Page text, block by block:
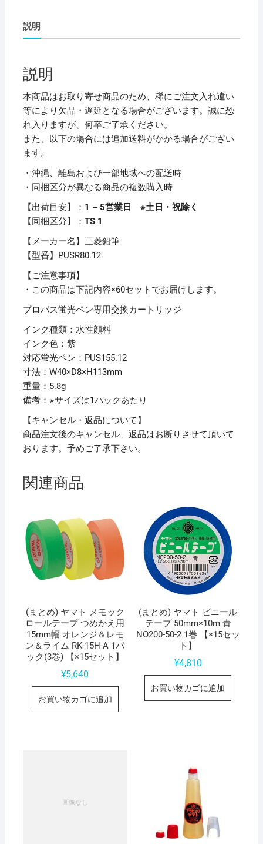
ン
プ
ス・
カ
ー
ト
リ
ッ
ジ
専
用
詰
替
カ
ー
ト
リ
ッ
ジ
紫
PUSR80.12
1
パ
ッ
ク
(2
本)
【×60
ト】
説明
説明
本商品はお取り寄せ商品のため、稀にご注文入れ違い
等により欠品・遅延となる場合がございます。誠に恐
れ入りますが、何卒ご了承ください。
また、以下の場合には追加送料がかかる場合がござい
ます。
・沖縄、離島および一部地域への配送時
・同梱区分が異なる商品の複数購入時
【出荷目安】： 1 – 5営業日 ※土日・祝除く
【同梱区分】： TS 1
【メーカー名】三菱鉛筆
【型番】PUSR80.12
【ご注意事項】
・この商品は下記内容×60セットでお届けします。
プロパス蛍光ペン専用交換カートリッジ
インク種類：水性顔料
インク色：紫
対応蛍光ペン：PUS155.12
寸法：W40×D8×H113mm
重量：5.8g
備考：※サイズは1パックあたり
【キャンセル・返品について】
商品注文後のキャンセル、返品はお断りさせて頂いて
おります。予めご了承下さい。
関連商品
(まとめ) ヤマト メモック
ロールテープ つめかえ用
15mm幅 オレンジ＆レモ
ン＆ライム RK-15H-A 1パ
ック(3巻) 【×15セット】
¥5,640
お買い物カゴに追加
(まとめ) ヤマト ビニール
テープ 50mm×10m 青
NO200-50-2 1巻 【×15セッ
ト】
¥4,810
お買い物カゴに追加